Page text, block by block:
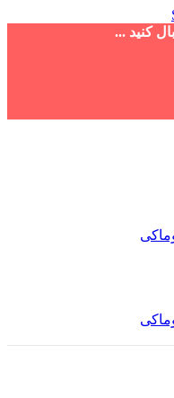
کنید ...